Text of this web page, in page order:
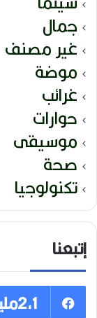
جمال
غير مصنف
موضة
غرائب
حوارات
موسيقى
صحة
تكنولوجيا
إتبعنا
2,1مليون